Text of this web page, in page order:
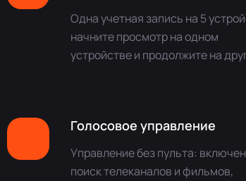
Одна учетная запись на 5
начните просмотр на одном
устройстве и продолжите на
Голосовое управление
Управление без пульта:
поиск телеканалов и фильмов,